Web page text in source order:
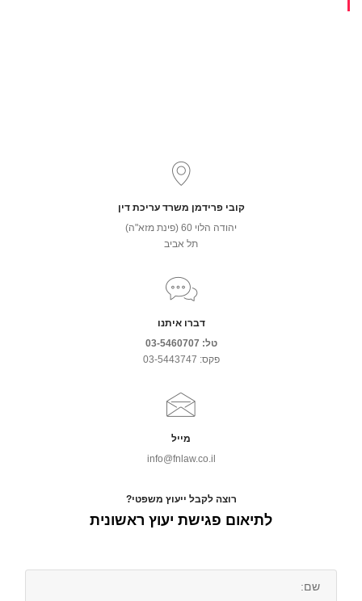
קובי פרידמן משרד עריכת דין
יהודה הלוי 60 (פינת מזא"ה)
תל אביב
דברו איתנו
טל: 03-5460707
פקס: 03-5443747
מייל
info@fnlaw.co.il
רוצה לקבל ייעוץ משפטי?
לתיאום פגישת יעוץ ראשונית